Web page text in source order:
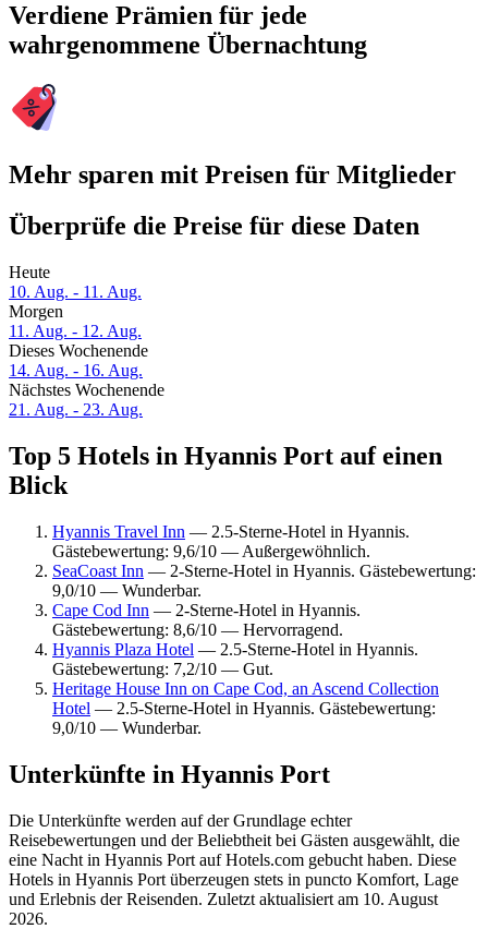
Verdiene Prämien für jede
wahrgenommene Übernachtung
Mehr sparen mit Preisen für Mitglieder
Überprüfe die Preise für diese Daten
Heute
10. Aug. - 11. Aug.
Morgen
11. Aug. - 12. Aug.
Dieses Wochenende
14. Aug. - 16. Aug.
Nächstes Wochenende
21. Aug. - 23. Aug.
Top 5 Hotels in Hyannis Port auf einen
Blick
Hyannis Travel Inn — 2.5-Sterne-Hotel in Hyannis.
Gästebewertung: 9,6/10 — Außergewöhnlich.
SeaCoast Inn — 2-Sterne-Hotel in Hyannis. Gästebewertung:
9,0/10 — Wunderbar.
Cape Cod Inn — 2-Sterne-Hotel in Hyannis.
Gästebewertung: 8,6/10 — Hervorragend.
Hyannis Plaza Hotel — 2.5-Sterne-Hotel in Hyannis.
Gästebewertung: 7,2/10 — Gut.
Heritage House Inn on Cape Cod, an Ascend Collection
Hotel — 2.5-Sterne-Hotel in Hyannis. Gästebewertung:
9,0/10 — Wunderbar.
Unterkünfte in Hyannis Port
Die Unterkünfte werden auf der Grundlage echter
Reisebewertungen und der Beliebtheit bei Gästen ausgewählt, die
eine Nacht in Hyannis Port auf Hotels.com gebucht haben. Diese
Hotels in Hyannis Port überzeugen stets in puncto Komfort, Lage
und Erlebnis der Reisenden. Zuletzt aktualisiert am 10. August
2026.